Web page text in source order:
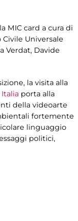
MIC card a cura di
Universale
Verdat, Davide
la visita alla
porta alla
della videoarte
fortemente
linguaggio
politici,